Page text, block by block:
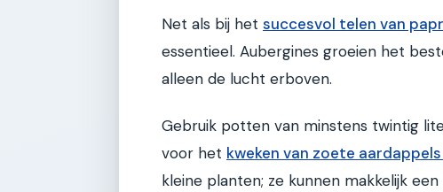
Net als bij het succesvol telen van
essentieel. Aubergines groeien het
alleen de lucht erboven.
Gebruik potten van minstens twintig
voor het kweken van zoete
kleine planten; ze kunnen makkelijk